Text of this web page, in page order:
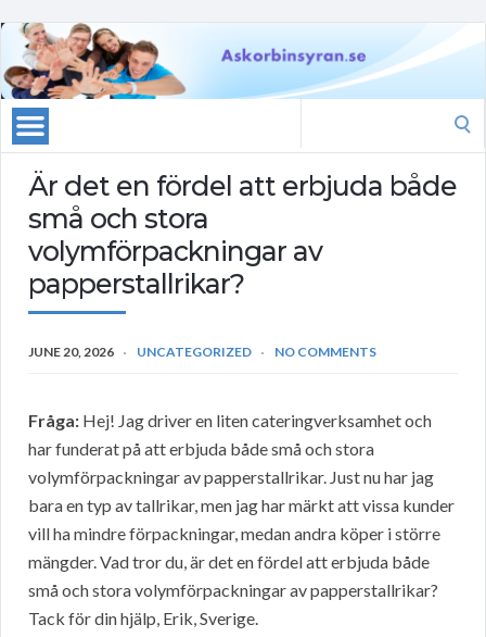
Är det en fördel att erbjuda både
små och stora
volymförpackningar av
papperstallrikar?
JUNE 20, 2026 UNCATEGORIZED NO COMMENTS
Fråga: Hej! Jag driver en liten cateringverksamhet och
har funderat på att erbjuda både små och stora
volymförpackningar av papperstallrikar. Just nu har jag
bara en typ av tallrikar, men jag har märkt att vissa kunder
vill ha mindre förpackningar, medan andra köper i större
mängder. Vad tror du, är det en fördel att erbjuda både
små och stora volymförpackningar av papperstallrikar?
Tack för din hjälp, Erik, Sverige.